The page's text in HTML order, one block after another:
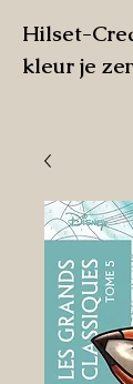
Hilset-
kleur je